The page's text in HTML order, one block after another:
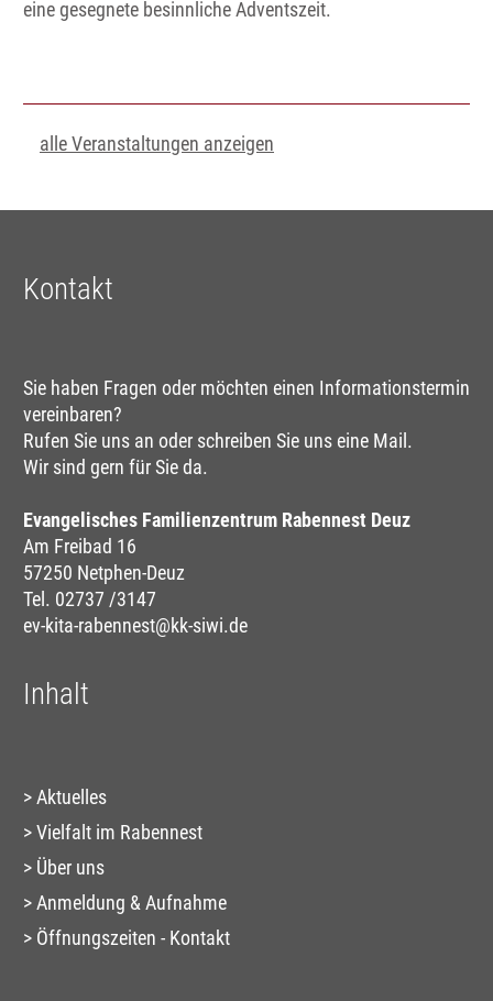
eine gesegnete besinnliche Adventszeit.
alle Veranstaltungen anzeigen
Kontakt
Sie haben Fragen oder möchten einen Informationstermin
vereinbaren?
Rufen Sie uns an oder schreiben Sie uns eine Mail.
Wir sind gern für Sie da.
Evangelisches Familienzentrum Rabennest Deuz
Am Freibad 16
57250 Netphen-Deuz
Tel. 02737 /3147
ev-kita-rabennest@kk-siwi.de
Inhalt
Aktuelles
Vielfalt im Rabennest
Über uns
Anmeldung & Aufnahme
Öffnungszeiten - Kontakt